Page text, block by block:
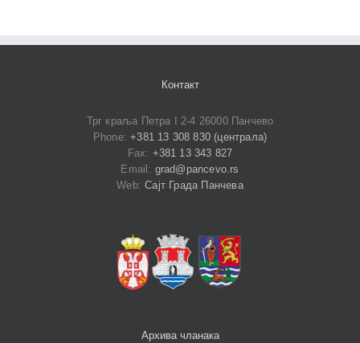
Контакт
Трг краља Петра I 2-4 26000 Панчево
Phone:+381 13 308 830 (централа)
Fax: +381 13 343 827
Email: grad@pancevo.rs
Web:Сајт Града Панчева
Архива чланака